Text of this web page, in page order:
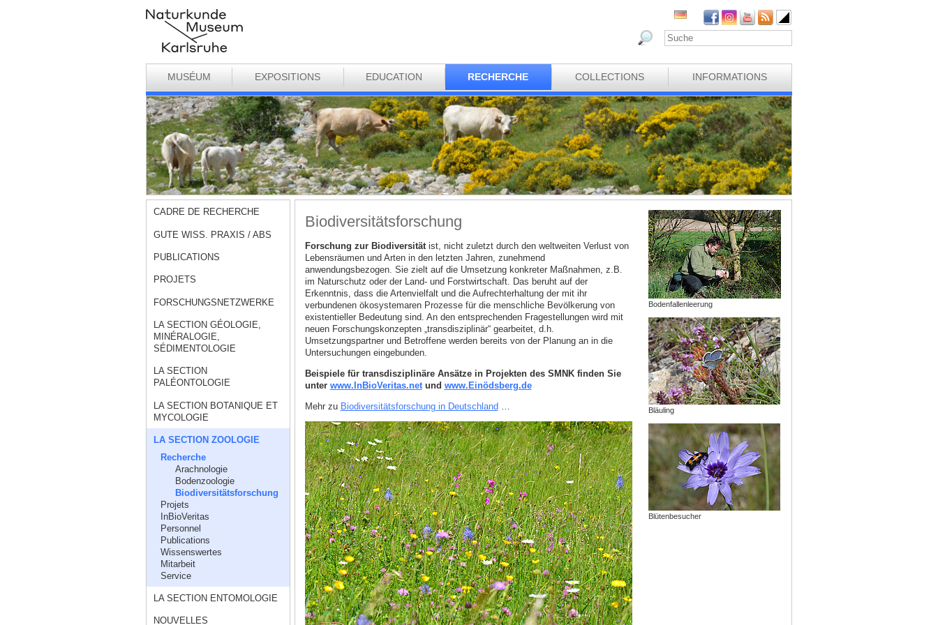
MUSÉUM EXPOSITIONS EDUCATION RECHERCHE COLLECTIONS INFORMATIONS
CADRE DE RECHERCHE
GUTE WISS. PRAXIS / ABS
PUBLICATIONS
PROJETS
FORSCHUNGSNETZWERKE
LA SECTION GÉOLOGIE,
MINÉRALOGIE,
SÉDIMENTOLOGIE
LA SECTION
PALÉONTOLOGIE
LA SECTION BOTANIQUE ET
MYCOLOGIE
LA SECTION ZOOLOGIE
Recherche
Arachnologie
Bodenzoologie
Biodiversitätsforschung
Projets
InBioVeritas
Personnel
Publications
Wissenswertes
Mitarbeit
Service
LA SECTION ENTOMOLOGIE
NOUVELLES
Biodiversitätsforschung
Forschung zur Biodiversitätist, nicht zuletzt durch den weltweiten Verlust von
Lebensräumen und Arten in den letzten Jahren, zunehmend
anwendungsbezogen. Sie zielt auf die Umsetzung konkreter Maßnahmen, z.B.
im Naturschutz oder der Land- und Forstwirtschaft. Das beruht auf der
Erkenntnis, dass die Artenvielfalt und die Aufrechterhaltung der mit ihr
verbundenen ökosystemaren Prozesse für die menschliche Bevölkerung von
existentieller Bedeutung sind. An den entsprechenden Fragestellungen wird mit
neuen Forschungskonzepten „transdisziplinär“ gearbeitet, d.h.
Umsetzungspartner und Betroffene werden bereits von der Planung an in die
Untersuchungen eingebunden.
Beispiele für transdisziplinäre Ansätze in Projekten des SMNK finden Sie
unter www.InBioVeritas.netund www.Einödsberg.de
Mehr zu Biodiversitätsforschung in Deutschland …
Bodenfallenleerung
Bläuling
Blütenbesucher